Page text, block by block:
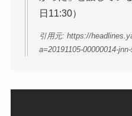
日11:30）
引用元: https://
a=20191105-00000014-